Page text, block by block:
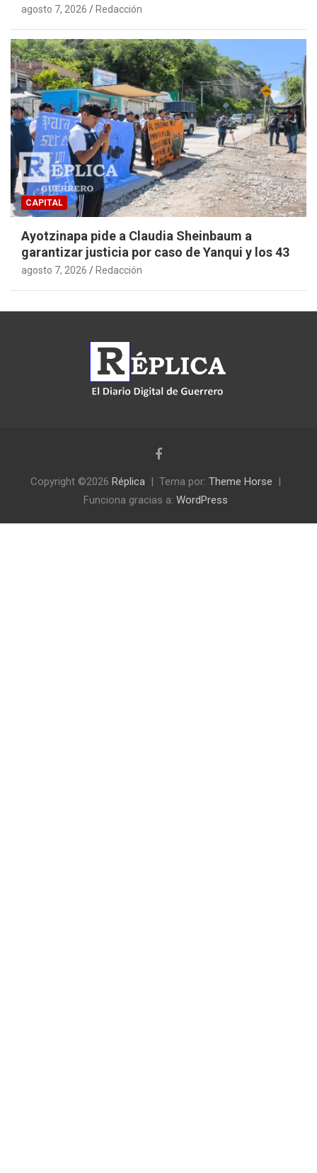
agosto 7, 2026 Redacción
CAPITAL
Ayotzinapa pide a Claudia Sheinbaum a
garantizar justicia por caso de Yanqui y los 43
agosto 7, 2026 Redacción
Copyright ©2026 Réplica Tema por: Theme Horse
Funciona gracias a: WordPress